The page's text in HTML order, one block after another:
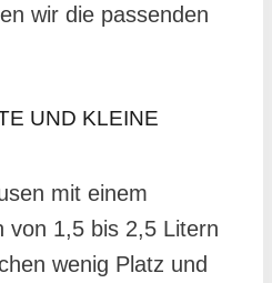
wir die passenden
UND KLEINE
mit einem
von 1,5 bis 2,5 Litern
wenig Platz und